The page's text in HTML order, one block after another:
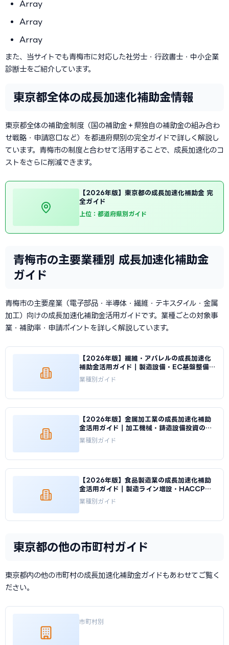
Array
Array
Array
また、当サイトでも青梅市に対応した社労士・行政書士・中小企業
診断士をご紹介しています。
東京都全体の成長加速化補助金情報
東京都全体の補助金制度（国の補助金＋県独自の補助金の組み合わ
せ戦略・申請窓口など）を都道府県別の完全ガイドで詳しく解説し
ています。青梅市の制度と合わせて活用することで、成長加速化のコ
ストをさらに削減できます。
【2026年版】東京都の成長加速化補助金 完
全ガイド
上位：都道府県別ガイド
青梅市の主要業種別 成長加速化補助金
ガイド
青梅市の主要産業（電子部品・半導体・繊維・テキスタイル・金属
加工）向けの成長加速化補助金活用ガイドです。業種ごとの対象事
業・補助率・申請ポイントを詳しく解説しています。
【2026年版】繊維・アパレルの成長加速化
補助金活用ガイド｜製造設備・EC基盤整備の
申請方法｜成長加速化補助金ナビ
業種別ガイド
【2026年版】金属加工業の成長加速化補助
金活用ガイド｜加工機械・鋳造設備投資の申
請方法｜成長加速化補助金ナビ
業種別ガイド
【2026年版】食品製造業の成長加速化補助
金活用ガイド｜製造ライン増設・HACCP対
応投資｜成長加速化補助金ナビ
業種別ガイド
東京都の他の市町村ガイド
東京都内の他の市町村の成長加速化補助金ガイドもあわせてご覧く
ださい。
市町村別